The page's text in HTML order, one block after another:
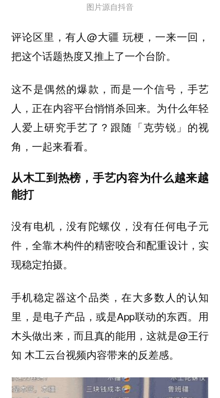
图片源自抖音
评论区里，有人@大疆 玩梗，一来一回，
把这个话题热度又推上了一个台阶。
这不是偶然的爆款，而是一个信号， 手艺
人，正在内容平台悄悄杀回来。 为什么年轻
人爱上研究手艺了？跟随「克劳锐」的视
角，一起来看看。
从木工到热榜，手艺内容为什么越来越
能打
没有电机，没有陀螺仪，没有任何电子元
件，全靠木构件的精密咬合和配重设计，实
现稳定拍摄。
手机稳定器这个品类，在大多数人的认知
里，是电子产品，或是App联动的东西。用
木头做出来，而且真的能用，这就是@王行
知 木工云台视频内容带来的反差感。